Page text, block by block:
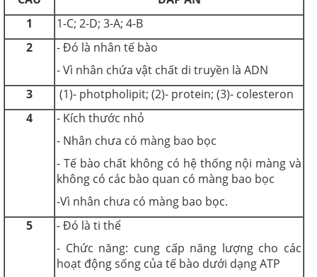
1
1-C; 2-D; 3-A; 4-B
2
- Đó là nhân tế bào
- Vì nhân chứa vật chất di truyền là ADN
3
(1)- photpholipit; (2)- protein; (3)- colesteron
4
- Kích thước nhỏ
- Nhân chưa có màng bao bọc
- Tế bào chất không có hệ thống nội màng và
không có các bào quan có màng bao bọc
-Vì nhân chưa có màng bao bọc.
5
- Đó là ti thể
- Chức năng: cung cấp năng lượng cho các
hoạt động sống của tế bào dưới dạng ATP